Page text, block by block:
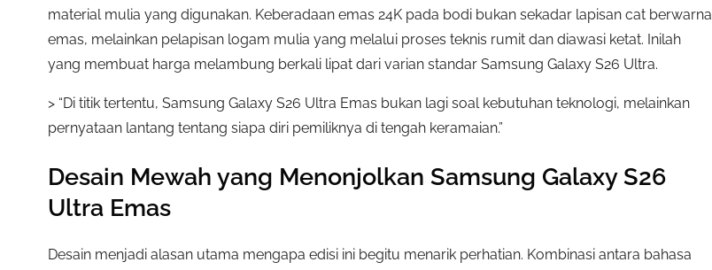
material mulia yang digunakan. Keberadaan emas 24K pada bodi bukan sekadar lapisan cat berwarna
emas, melainkan pelapisan logam mulia yang melalui proses teknis rumit dan diawasi ketat. Inilah
yang membuat harga melambung berkali lipat dari varian standar Samsung Galaxy S26 Ultra.
> “Di titik tertentu, Samsung Galaxy S26 Ultra Emas bukan lagi soal kebutuhan teknologi, melainkan
pernyataan lantang tentang siapa diri pemiliknya di tengah keramaian.”
Desain Mewah yang Menonjolkan Samsung Galaxy S26
Ultra Emas
Desain menjadi alasan utama mengapa edisi ini begitu menarik perhatian. Kombinasi antara bahasa